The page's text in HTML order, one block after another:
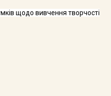
щодо вивчення твор­чості